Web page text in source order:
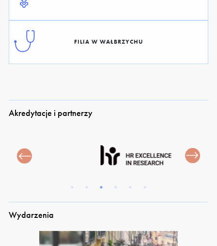
FILIA W WAŁBRZYCHU
Akredytacje i partnerzy
Wydarzenia